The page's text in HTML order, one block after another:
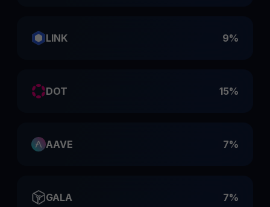
LINK 9%
DOT 15%
AAVE 7%
GALA 7%